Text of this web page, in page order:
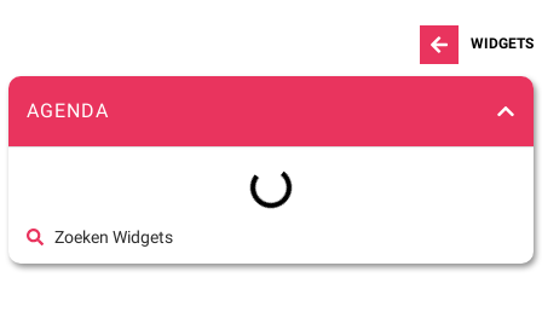
WIDGETS
AGENDA
Zoeken Widgets